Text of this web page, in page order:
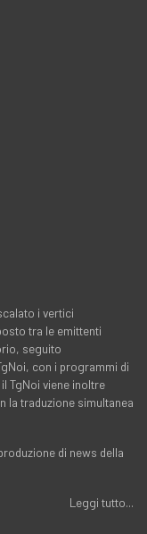
i vertici
tra le emittenti
seguito
con i programmi di
TgNoi viene inoltre
la traduzione simultanea
di news della
Leggi tutto...